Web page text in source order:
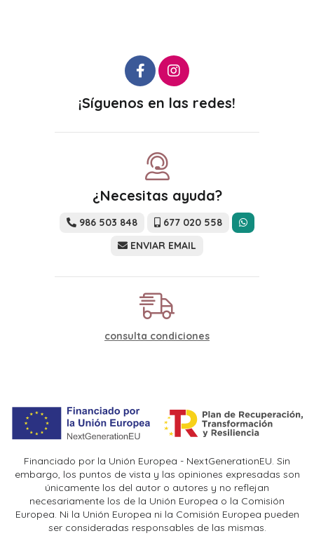
¡Síguenos en las redes!
¿Necesitas ayuda?
986 503 848
677 020 558
ENVIAR EMAIL
consulta condiciones
Financiado por la Unión Europea - NextGenerationEU. Sin
embargo, los puntos de vista y las opiniones expresadas son
únicamente los del autor o autores y no reflejan
necesariamente los de la Unión Europea o la Comisión
Europea. Ni la Unión Europea ni la Comisión Europea pueden
ser consideradas responsables de las mismas.